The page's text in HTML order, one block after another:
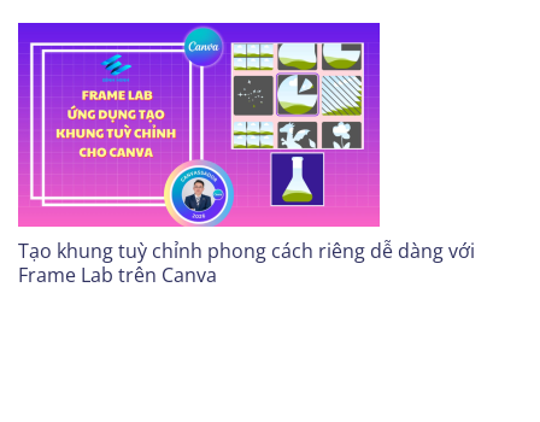
Tạo khung tuỳ chỉnh phong cách riêng dễ dàng với
Frame Lab trên Canva